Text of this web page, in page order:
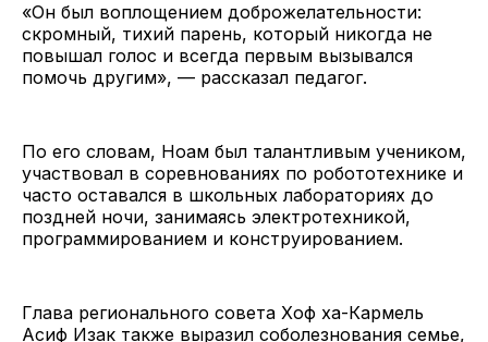
«Он был воплощением доброжелательности:
скромный, тихий парень, который никогда не
повышал голос и всегда первым вызывался
помочь другим», — рассказал педагог.
По его словам, Ноам был талантливым учеником,
участвовал в соревнованиях по робототехнике и
часто оставался в школьных лабораториях до
поздней ночи, занимаясь электротехникой,
программированием и конструированием.
Глава регионального совета Хоф ха-Кармель
Асиф Изак также выразил соболезнования семье,